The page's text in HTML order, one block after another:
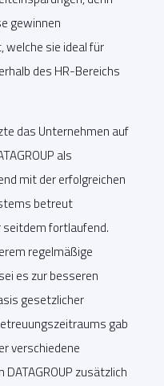
gewinnen
sie ideal für
des HR-Bereichs
das Unternehmen auf
als
mit der erfolgreichen
betreut
seitdem fortlaufend.
regelmäßige
es zur besseren
gesetzlicher
gab
verschiedene
zusätzlich